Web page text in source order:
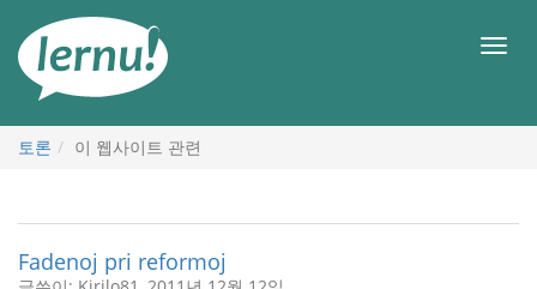
메
토론 이 웹사이트 관련
Fadenoj pri reformoj